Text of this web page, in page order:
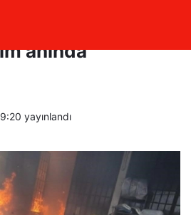
bu sistem
anında
yayınlandı